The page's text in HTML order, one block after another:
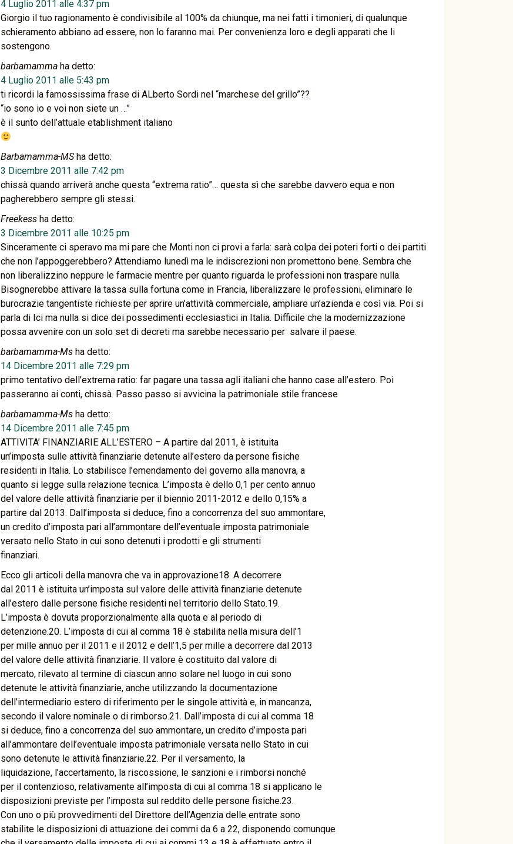
4 Luglio 2011 alle 4:37 pm
Giorgio il tuo ragionamento è condivisibile al 100% da chiunque, ma nei fatti i timonieri, di qualunque
schieramento abbiano ad essere, non lo faranno mai. Per convenienza loro e degli apparati che li
sostengono.
barbamamma ha detto:
4 Luglio 2011 alle 5:43 pm
ti ricordi la famossissima frase di ALberto Sordi nel “marchese del grillo”??
“io sono io e voi non siete un …”
è il sunto dell’attuale etablishment italiano
Barbamamma-MS ha detto:
3 Dicembre 2011 alle 7:42 pm
chissà quando arriverà anche questa “extrema ratio”… questa sì che sarebbe davvero equa e non
pagherebbero sempre gli stessi.
Freekess ha detto:
3 Dicembre 2011 alle 10:25 pm
Sinceramente ci speravo ma mi pare che Monti non ci provi a farla: sarà colpa dei poteri forti o dei partiti
che non l’appoggerebbero? Attendiamo lunedì ma le indiscrezioni non promettono bene. Sembra che
non liberalizzino neppure le farmacie mentre per quanto riguarda le professioni non traspare nulla.
Bisognerebbe attivare la tassa sulla fortuna come in Francia, liberalizzare le professioni, eliminare le
burocrazie tangentiste richieste per aprire un’attività commerciale, ampliare un’azienda e così via. Poi si
parla di Ici ma nulla si dice dei possedimenti ecclesiastici in Italia. Difficile che la modernizzazione
possa avvenire con un solo set di decreti ma sarebbe necessario per salvare il paese.
barbamamma-Ms ha detto:
14 Dicembre 2011 alle 7:29 pm
primo tentativo dell’extrema ratio: far pagare una tassa agli italiani che hanno case all’estero. Poi
passeranno ai conti, chissà. Passo passo si avvicina la patrimoniale stile francese
barbamamma-Ms ha detto:
14 Dicembre 2011 alle 7:45 pm
ATTIVITA’ FINANZIARIE ALL’ESTERO – A partire dal 2011, è istituita
un’imposta sulle attività finanziarie detenute all’estero da persone fisiche
residenti in Italia. Lo stabilisce l’emendamento del governo alla manovra, a
quanto si legge sulla relazione tecnica. L’imposta è dello 0,1 per cento annuo
del valore delle attività finanziarie per il biennio 2011-2012 e dello 0,15% a
partire dal 2013. Dall’imposta si deduce, fino a concorrenza del suo ammontare,
un credito d’imposta pari all’ammontare dell’eventuale imposta patrimoniale
versato nello Stato in cui sono detenuti i prodotti e gli strumenti
finanziari.
Ecco gli articoli della manovra che va in approvazione18. A decorrere
dal 2011 è istituita un’imposta sul valore delle attività finanziarie detenute
all’estero dalle persone fisiche residenti nel territorio dello Stato.19.
L’imposta è dovuta proporzionalmente alla quota e al periodo di
detenzione.20. L’imposta di cui al comma 18 è stabilita nella misura dell’1
per mille annuo per il 2011 e il 2012 e dell’1,5 per mille a decorrere dal 2013
del valore delle attività finanziarie. Il valore è costituito dal valore di
mercato, rilevato al termine di ciascun anno solare nel luogo in cui sono
detenute le attività finanziarie, anche utilizzando la documentazione
dell’intermediario estero di riferimento per le singole attività e, in mancanza,
secondo il valore nominale o di rimborso.21. Dall’imposta di cui al comma 18
si deduce, fino a concorrenza del suo ammontare, un credito d’imposta pari
all’ammontare dell’eventuale imposta patrimoniale versata nello Stato in cui
sono detenute le attività finanziarie.22. Per il versamento, la
liquidazione, l’accertamento, la riscossione, le sanzioni e i rimborsi nonché
per il contenzioso, relativamente all’imposta di cui al comma 18 si applicano le
disposizioni previste per l’imposta sul reddito delle persone fisiche.23.
Con uno o più provvedimenti del Direttore dell’Agenzia delle entrate sono
stabilite le disposizioni di attuazione dei commi da 6 a 22, disponendo comunque